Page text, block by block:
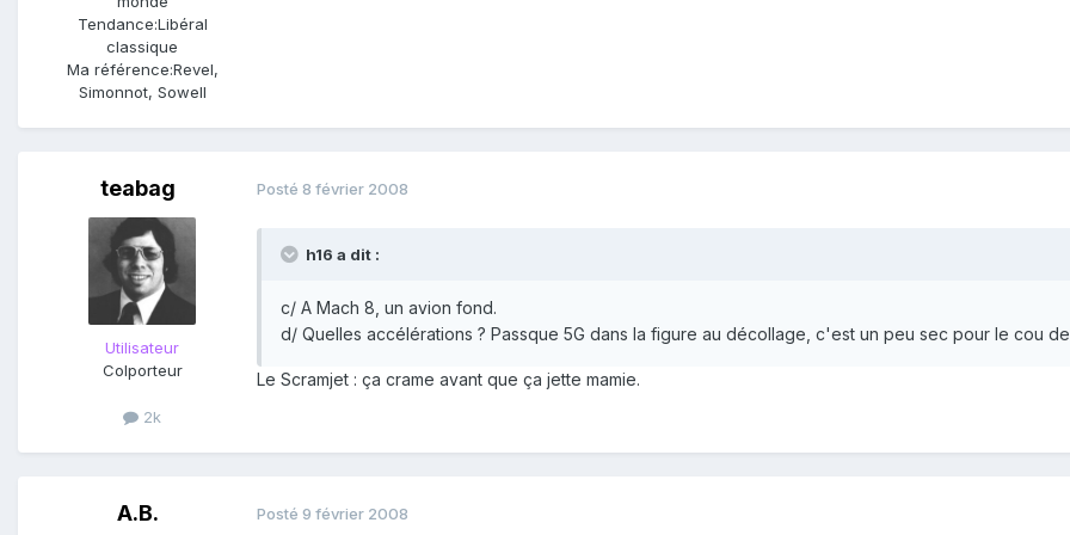
Tendance:Libéral
classique
Ma référence:Revel,
Simonnot, Sowell
teabag
Utilisateur
Colporteur
2k
Posté 8 février 2008
h16 a dit :
c/ A Mach 8, un avion fond.
d/ Quelles accélérations ? Passque 5G dans la figure au décollage, c'est un peu sec pour le cou de
Le Scramjet : ça crame avant que ça jette mamie.
A.B. Posté 9 février 2008